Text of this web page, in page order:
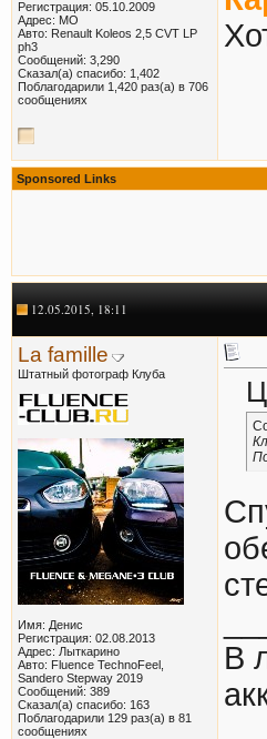
Регистрация: 05.10.2009
Адрес: МО
Авто: Renault Koleos 2,5 CVT LP
ph3
Сообщений: 3,290
Сказал(а) спасибо: 1,402
Поблагодарили 1,420 раз(а) в 706
сообщениях
Sponsored Links
12.05.2015, 18:11
La famille
Штатный фотограф Клуба
Имя: Денис
Регистрация: 02.08.2013
Адрес: Лыткарино
Авто: Fluence TechnoFeel,
Sandero Stepway 2019
Сообщений: 389
Сказал(а) спасибо: 163
Поблагодарили 129 раз(а) в 81
сообщениях
В